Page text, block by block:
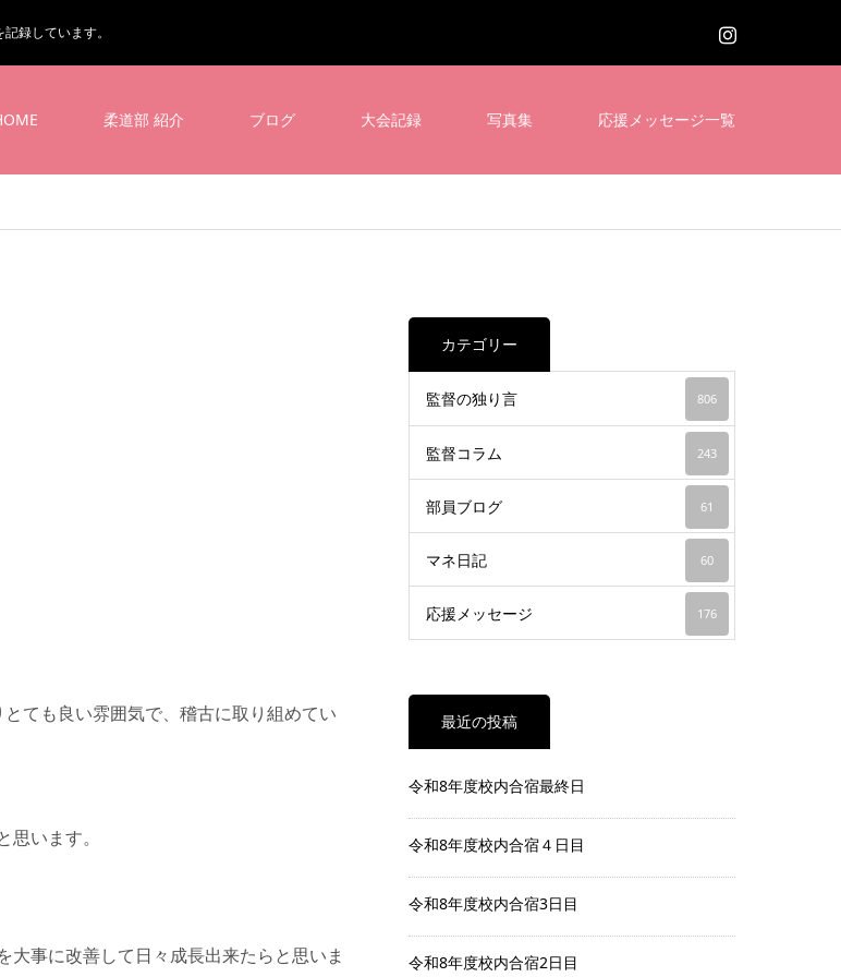
録しています。
柔道部 紹介 ブログ 大会記録 写真集 応援メッセージ一覧
ても良い雰囲気で、稽古に取り組めてい
います。
事に改善して日々成長出来たらと思いま
カテゴリー
監督の独り言 806
監督コラム 243
部員ブログ 61
マネ日記 60
応援メッセージ 176
最近の投稿
令和8年度校内合宿最終日
令和8年度校内合宿４日目
令和8年度校内合宿3日目
令和8年度校内合宿2日目